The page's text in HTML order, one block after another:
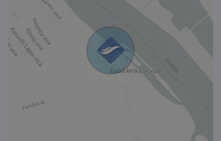
tevékenységre is lehetőséget kínál. A környéken
található horgásztavak, túraútvonalak és
kerékpárutak ideális helyszínt biztosítanak a
szabadidő eltöltésére. A helyi közösség barátságos,
ami hozzájárul a kellemes életkörülményekhez. Ez a
tehermentes ingatlan remek lehetőséget kínál arra,
hogy új otthont találjon, vagy befektetési céllal
vásároljon. Kérem, ne habozzon kérdéseivel keresni,
szívesen állok rendelkezésére, hogy segítséget
elégedettsége a legfontosabb számomra, és biztos
vagyok benne, hogy ez az ingatlan minden